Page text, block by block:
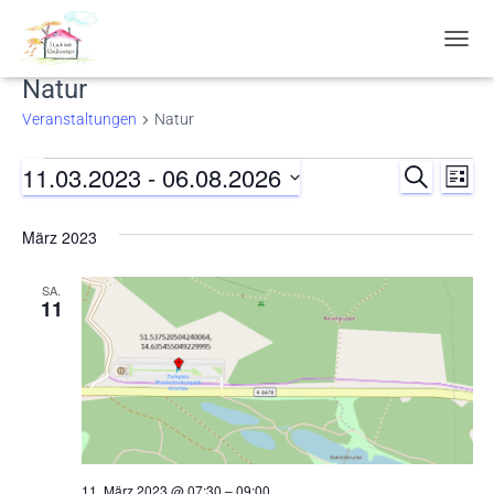
Natur
Veranstaltungen Natur
Veranstaltungen
Suche
und
SUCHE
LISTE
11.03.2023 - 06.08.2026
wählen.
März 2023
SA.
11
11. März 2023 @ 07:30 –09:00